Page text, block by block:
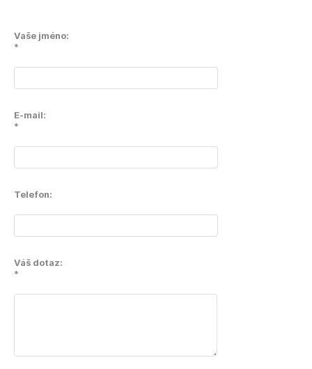
Vaše jméno:
*
E-mail:
*
Telefon:
Váš dotaz:
*